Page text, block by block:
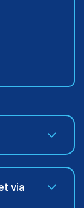
via